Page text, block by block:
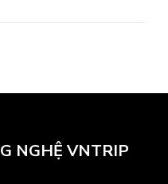
NGHỆ VNTRIP